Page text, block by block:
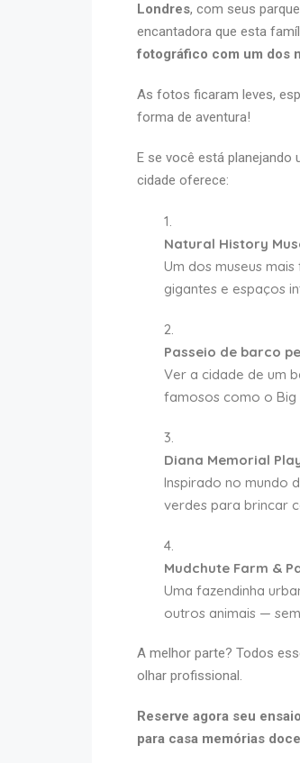
Londres, com seus
encantadora que esta
fotográfico com um dos
As fotos ficaram leves,
forma de aventura!
E se você está planejando
cidade oferece:
Natural History
Um dos museus
gigantes e espaços
Passeio de barco
Ver a cidade de um
famosos como o Big
Diana Memorial
Inspirado no mundo
verdes para brincar
Mudchute Farm &
Uma fazendinha
outros animais —
A melhor parte? Todos
olhar profissional.
Reserve agora seu
para casa memórias